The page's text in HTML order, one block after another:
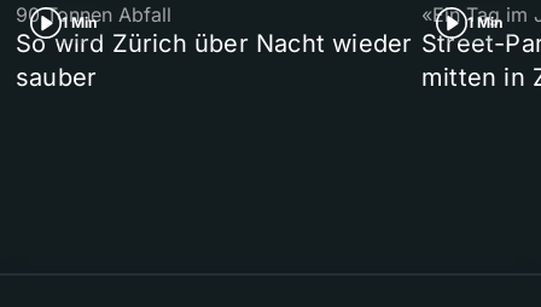
1 Min
90 Tonnen Abfall
So wird Zürich über Nacht wieder
sauber
1 Min
«Ein Tag im
Street-
mitten in